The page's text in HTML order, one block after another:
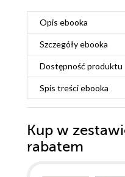
Opis ebooka
Szczegółyebooka
Dostępność produktu
Spis treściebooka
Kup w
rabatem